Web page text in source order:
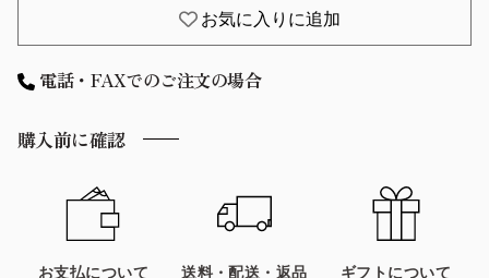
お気に入りに追加
電話・FAXでのご注文の場合
購入前に確認
お支払について
送料・配送・返品
ギフトについて